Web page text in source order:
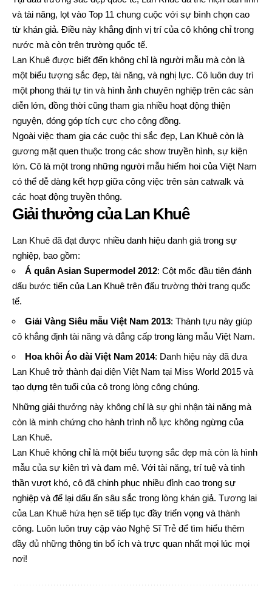
và tài năng, lọt vào Top 11 chung cuộc với sự bình chọn cao
từ khán giả. Điều này khẳng định vị trí của cô không chỉ trong
nước mà còn trên trường quốc tế.
Lan Khuê được biết đến không chỉ là người mẫu mà còn là
một biểu tượng sắc đẹp, tài năng, và nghị lực. Cô luôn duy trì
một phong thái tự tin và hình ảnh chuyên nghiệp trên các sàn
diễn lớn, đồng thời cũng tham gia nhiều hoạt động thiện
nguyện, đóng góp tích cực cho cộng đồng.
Ngoài việc tham gia các cuộc thi sắc đẹp, Lan Khuê còn là
gương mặt quen thuộc trong các show truyền hình, sự kiện
lớn. Cô là một trong những người mẫu hiếm hoi của Việt Nam
có thể dễ dàng kết hợp giữa công việc trên sàn catwalk và
các hoạt động truyền thông.
Giải thưởng của Lan Khuê
Lan Khuê đã đạt được nhiều danh hiệu danh giá trong sự
nghiệp, bao gồm:
Á quân Asian Supermodel 2012: Cột mốc đầu tiên đánh
dấu bước tiến của Lan Khuê trên đấu trường thời trang quốc
tế.
Giải Vàng Siêu mẫu Việt Nam 2013: Thành tựu này giúp
cô khẳng định tài năng và đẳng cấp trong làng mẫu Việt Nam.
Hoa khôi Áo dài Việt Nam 2014: Danh hiệu này đã đưa
Lan Khuê trở thành đại diện Việt Nam tại Miss World 2015 và
tạo dựng tên tuổi của cô trong lòng công chúng.
Những giải thưởng này không chỉ là sự ghi nhận tài năng mà
còn là minh chứng cho hành trình nỗ lực không ngừng của
Lan Khuê.
Lan Khuê không chỉ là một biểu tượng sắc đẹp mà còn là hình
mẫu của sự kiên trì và đam mê. Với tài năng, trí tuệ và tinh
thần vượt khó, cô đã chinh phục nhiều đỉnh cao trong sự
nghiệp và để lại dấu ấn sâu sắc trong lòng khán giả. Tương lai
của Lan Khuê hứa hẹn sẽ tiếp tục đầy triển vọng và thành
công. Luôn luôn truy cập vào Nghệ Sĩ Trẻ để tìm hiểu thêm
đầy đủ những thông tin bổ ích và trực quan nhất mọi lúc mọi
nơi!